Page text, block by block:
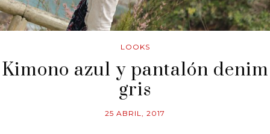
LOOKS
Kimono azul y pantalón denim
gris
25 ABRIL, 2017